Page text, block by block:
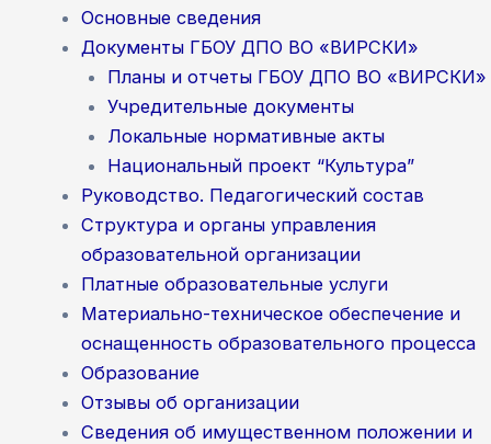
Основные сведения
Документы ГБОУ ДПО ВО «ВИРСКИ»
Планы и отчеты ГБОУ ДПО ВО «ВИРСКИ»
Учредительные документы
Локальные нормативные акты
Национальный проект “Культура”
Руководство. Педагогический состав
Структура и органы управления
образовательной организации
Платные образовательные услуги
Материально-техническое обеспечение и
оснащенность образовательного процесса
Образование
Отзывы об организации
Сведения об имущественном положении и